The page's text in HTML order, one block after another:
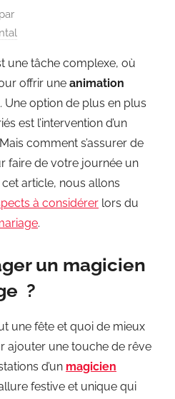
par
une tâche complexe, où
offrir une animation
Une option de plus en plus
est l’intervention d’un
comment s’assurer de
faire de votre journée un
article, nous allons
à considérer lors du
.
un magicien
?
une fête et quoi de mieux
ajouter une touche de rêve
d’un magicien
festive et unique qui